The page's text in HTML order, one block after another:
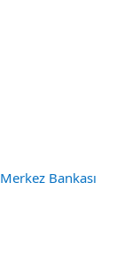
Merkez Bankası